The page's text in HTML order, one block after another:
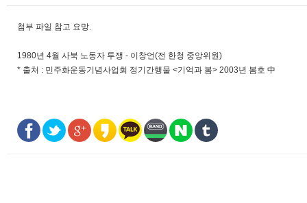
첨부 파일 참고 요망.
1980년 4월 사북 노동자 투쟁 - 이창언(전 한청 중앙위원)
* 출처 : 민주화운동기념사업회 정기간행물 <기억과 봄> 2003년 봄호 中